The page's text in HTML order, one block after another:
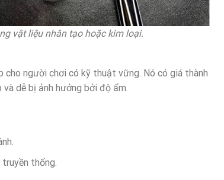
vật liệu nhân tạo hoặc kim loại.
cho người chơi có kỹ thuật vững. Nó có giá thành
dễ bị ảnh hưởng bởi độ ẩm.
thống.